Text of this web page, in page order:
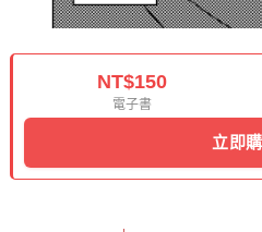
NT$150
電子書
立即